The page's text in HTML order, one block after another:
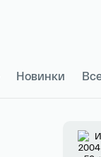
Новинки